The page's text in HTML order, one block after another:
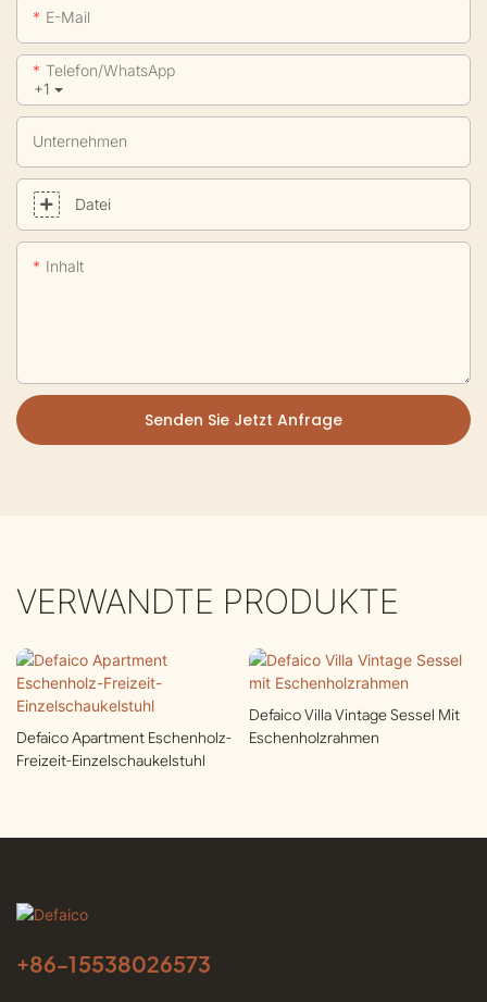
E-Mail
+1
Telefon/WhatsApp
Unternehmen
Datei
Inhalt
Senden Sie Jetzt Anfrage
VERWANDTE PRODUKTE
Defaico Apartment Eschenholz-
Freizeit-Einzelschaukelstuhl
Defaico Villa Vintage Sessel Mit
Eschenholzrahmen
+86-15538026573